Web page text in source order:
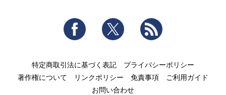
Facebook Twitter
特定商取引法に基づく表記
プライバシーポリシー
著作権について
リンクポリシー 免責事項
ご利用ガイド
お問い合わせ